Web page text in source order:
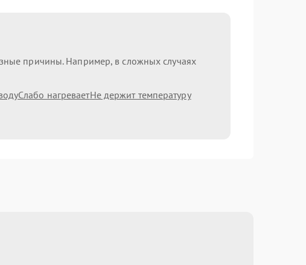
причины. Например, в сложных случаях
Слабо нагреваетНе держит температуру